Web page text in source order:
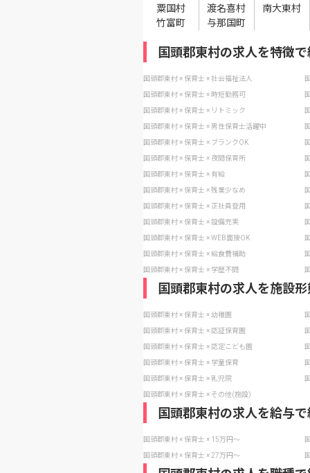
粟国村
渡名喜村
南大東村
竹富町
与那国町
国頭郡東村の求人を特徴
国頭郡東村 × 保育士 × 社会福祉法人
国頭郡東村 × 保育士 × 時短勤務可
国頭郡東村 × 保育士 × リトミック
国頭郡東村 × 保育士 × 男性保育士活躍中
国頭郡東村 × 保育士 × ブランクOK
国頭郡東村 × 保育士 × 夜間保育所
国頭郡東村 × 保育士 × 有給
国頭郡東村 × 保育士 × 残業少なめ
国頭郡東村 × 保育士 × 正社員登用
国頭郡東村 × 保育士 × 設備充実
国頭郡東村 × 保育士 × WEB面接OK
国頭郡東村 × 保育士 × 給食費補助
国頭郡東村 × 保育士 × 学歴不問
国頭郡東村の求人を施設
国頭郡東村 × 保育士 × 幼稚園
国頭郡東村 × 保育士 × 認証保育園
国頭郡東村 × 保育士 × 認定こども園
国頭郡東村 × 保育士 × 学童保育
国頭郡東村 × 保育士 × 乳児院
国頭郡東村 × 保育士 × その他(施設)
国頭郡東村の求人を給与
国頭郡東村 × 保育士 × 15万円〜
国頭郡東村 × 保育士 × 27万円〜